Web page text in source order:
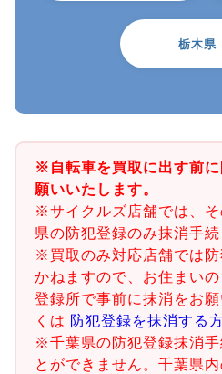
栃木県
※自転車を買取に出す前
願いいたします。
※サイクルズ店舗では、
県の防犯登録のみ抹消手続
※買取のみ対応店舗では防
かねますので、お住まい
登録所で事前に抹消をお
くは 防犯登録を抹消する
※千葉県の防犯登録抹消手
とができません。千葉県